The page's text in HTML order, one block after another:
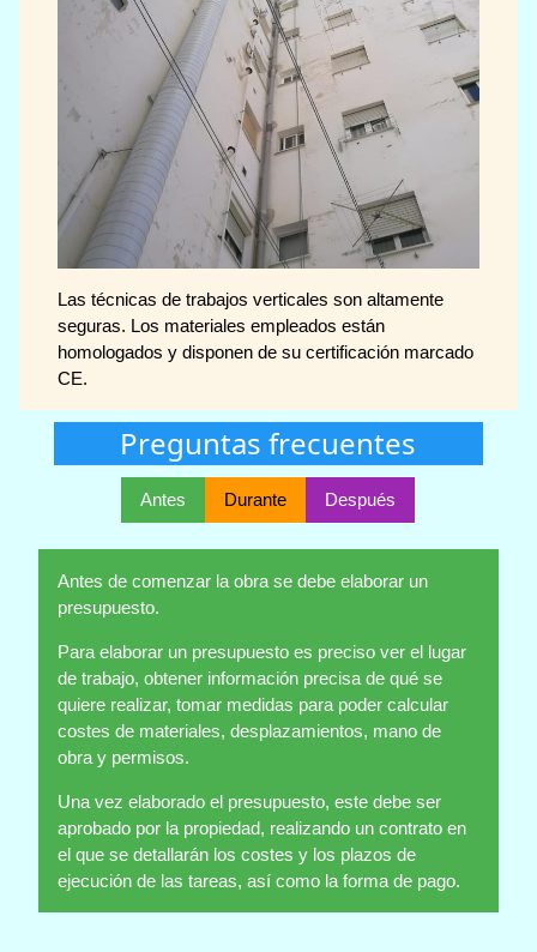
Las técnicas de trabajos verticales son altamente
seguras. Los materiales empleados están
homologados y disponen de su certificación marcado
CE.
Preguntas frecuentes
Antes Durante Después
Antes de comenzar la obra se debe elaborar un
presupuesto.
Para elaborar un presupuesto es preciso ver el lugar
de trabajo, obtener información precisa de qué se
quiere realizar, tomar medidas para poder calcular
costes de materiales, desplazamientos, mano de
obra y permisos.
Una vez elaborado el presupuesto, este debe ser
aprobado por la propiedad, realizando un contrato en
el que se detallarán los costes y los plazos de
ejecución de las tareas, así como la forma de pago.